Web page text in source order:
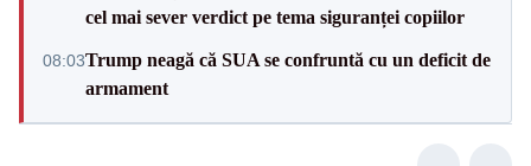
cel mai sever verdict pe tema siguranței copiilor
08:03Trump neagă că SUA se confruntă cu un deficit de
armament